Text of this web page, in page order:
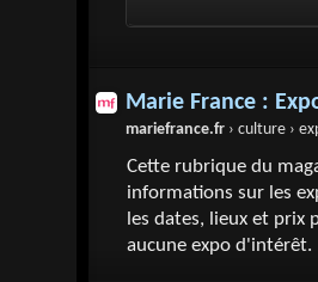
Marie France :
mariefrance.fr › culture ›
Cette rubrique du
informations sur les
les dates, lieux et
aucune expo d'intérêt.